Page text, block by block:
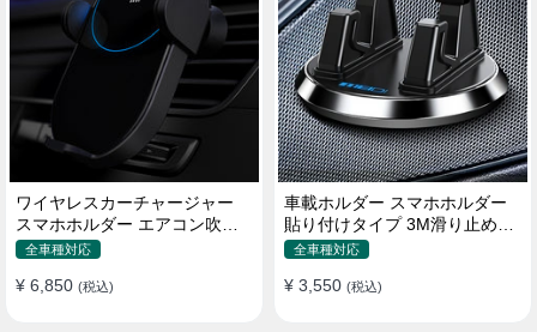
ワイヤレスカーチャージャー
スマホホルダー エアコン吹き
出し口/ 貼り付け
全車種対応
¥ 6,850 (税込)
車載ホルダー スマホホルダー
貼り付けタイプ 3M滑り止めシ
リコンパッド 全機種
全車種対応
¥ 3,550 (税込)